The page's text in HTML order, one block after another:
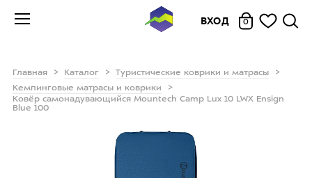
ВХОД 0
Главная Каталог
Туристические коврики и матрасы
Кемпинговые матрасы и коврики
Ковёр самонадувающийся Mountech Camp Lux 10 LWX Ensign
Blue 100